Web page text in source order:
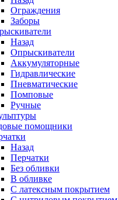
Ограждения
Заборы
Назад
Опрыскиватели
Аккумуляторные
Гидравлические
Пневматические
Помповые
Ручные
помощники
Назад
Перчатки
Без обливки
В обливке
С латексным покрытием